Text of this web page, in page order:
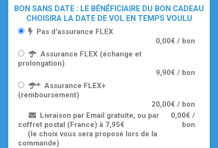
BON SANS DATE : LE BÉNÉFICIAIRE DU BON CADEAU
CHOISIRA LA DATE DE VOL EN TEMPS VOULU
Pas d'assurance FLEX
0,00€ / bon
Assurance FLEX (échange et
prolongation)
9,90€ / bon
Assurance FLEX+
(remboursement)
20,00€ / bon
Livraison par Email gratuite, ou par
coffret postal (France) à 7,95€
(le choix vous sera proposé lors de la
commande)
0,00€ /
bon